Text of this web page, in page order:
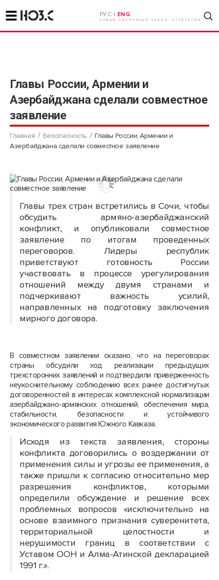
РУС | ENG
НОВЫЙ ОБОРОННЫЙ ЗАКАЗ. СТРАТЕГИИ
Главы России, Армении и
Азербайджана сделали совместное
заявление
Главная Безопасность
Главы России, Армении и
Азербайджана сделали совместное заявление
Главы трех стран встретились в Сочи, чтобы
обсудить армяно-азербайджанский
конфликт, и опубликовали совместное
заявление по итогам проведенных
переговоров. Лидеры республик
приветствуют готовность России
участвовать в процессе урегулирования
отношений между двумя странами и
подчеркивают важность усилий,
направленных на подготовку заключения
мирного договора.
В совместном заявлении сказано, что на переговорах
страны обсудили ход реализации предыдущих
трехсторонних заявлений и подтвердили приверженность
неукоснительному соблюдению всех ранее достигнутых
договоренностей в интересах комплексной нормализации
азербайджано-армянских отношений, обеспечения мира,
стабильности, безопасности и устойчивого
экономического развития Южного Кавказа.
Исходя из текста заявления, стороны
конфликта договорились о воздержании от
применения силы и угрозы ее применения, а
также пришли к согласию относительно мер
разрешения конфликтов, которыми
определили обсуждение и решение всех
проблемных вопросов «исключительно на
основе взаимного признания суверенитета,
территориальной целостности и
нерушимости границ в соответствии с
Уставом ООН и Алма-Атинской декларацией
1991 г.».